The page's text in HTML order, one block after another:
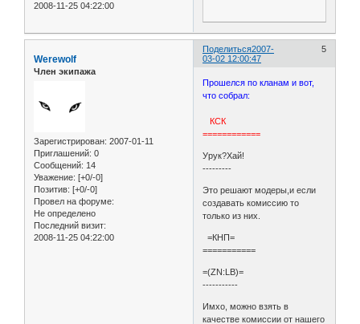
2008-11-25 04:22:00
Поделиться 5
2007-
03-02 12:00:47
Werewolf
Член экипажа
Зарегистрирован: 2007-01-11
Приглашений: 0
Сообщений: 14
Уважение: [+0/-0]
Позитив: [+0/-0]
Провел на форуме:
Не определено
Последний визит:
2008-11-25 04:22:00
Прошелся по кланам и вот,
что собрал:
КСК
============
Урук?Хай!
---------
Это решают модеры,и если
создавать комиссию то
только из них.
=КНП=
===========
=(ZN:LB)=
-----------
Имхо, можно взять в
качестве комиссии от нашего